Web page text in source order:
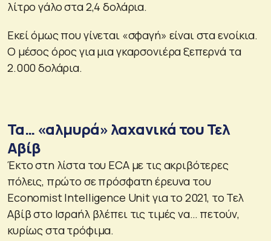
λίτρο γάλο στα 2,4 δολάρια.
Εκεί όμως που γίνεται «σφαγή» είναι στα ενοίκια.
Ο μέσος όρος για μια γκαρσονιέρα ξεπερνά τα
2.000 δολάρια.
Τα… «αλμυρά» λαχανικά του Τελ
Αβίβ
Έκτο στη λίστα του ECA με τις ακριβότερες
πόλεις, πρώτο σε πρόσφατη έρευνα του
Economist Intelligence Unit για το 2021, το Τελ
Αβίβ στο Ισραήλ βλέπει τις τιμές να… πετούν,
κυρίως στα τρόφιμα.